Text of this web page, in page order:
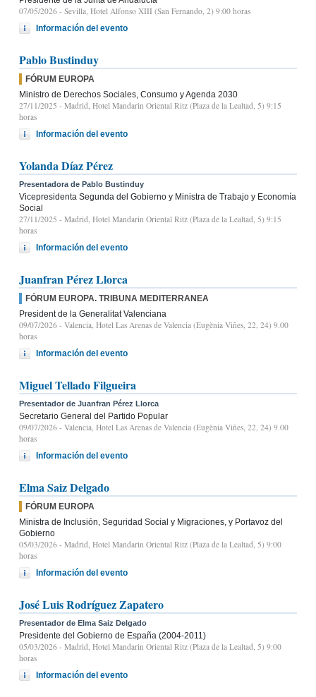
07/05/2026 - Sevilla, Hotel Alfonso XIII (San Fernando, 2) 9:00 horas
Información del evento
Pablo Bustinduy
FÓRUM EUROPA
Ministro de Derechos Sociales, Consumo y Agenda 2030
27/11/2025 - Madrid, Hotel Mandarin Oriental Ritz (Plaza de la Lealtad, 5) 9:15
horas
Información del evento
Yolanda Díaz Pérez
Presentadora de Pablo Bustinduy
Vicepresidenta Segunda del Gobierno y Ministra de Trabajo y Economía
Social
27/11/2025 - Madrid, Hotel Mandarin Oriental Ritz (Plaza de la Lealtad, 5) 9:15
horas
Información del evento
Juanfran Pérez Llorca
FÓRUM EUROPA. TRIBUNA MEDITERRANEA
President de la Generalitat Valenciana
09/07/2026 - Valencia, Hotel Las Arenas de Valencia (Eugènia Viñes, 22, 24) 9.00
horas
Información del evento
Miguel Tellado Filgueira
Presentador de Juanfran Pérez Llorca
Secretario General del Partido Popular
09/07/2026 - Valencia, Hotel Las Arenas de Valencia (Eugènia Viñes, 22, 24) 9.00
horas
Información del evento
Elma Saiz Delgado
FÓRUM EUROPA
Ministra de Inclusión, Seguridad Social y Migraciones, y Portavoz del
Gobierno
05/03/2026 - Madrid, Hotel Mandarin Oriental Ritz (Plaza de la Lealtad, 5) 9:00
horas
Información del evento
José Luis Rodríguez Zapatero
Presentador de Elma Saiz Delgado
Presidente del Gobierno de España (2004-2011)
05/03/2026 - Madrid, Hotel Mandarin Oriental Ritz (Plaza de la Lealtad, 5) 9:00
horas
Información del evento